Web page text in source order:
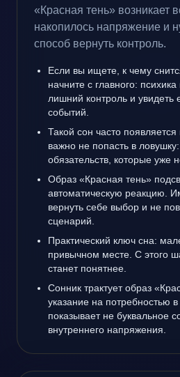
«Красная тень» возникает
накопилось напряжение и
способ вернуть контроль.
Если вы ищете, к чему
начните с главного: психика
лишний контроль и увидеть
событий.
Такой сон часто
важно не попасть в ловушку:
обязательств, которые уже
Образ «Красная тень»
автоматическую реакцию.
вернуть себе выбор и не
сценарий.
Практический ключ сна:
привычном месте. С этого
станет понятнее.
Сонник трактует образ
указание на потребностью
показывает не буквальное
внутреннего напряжения.